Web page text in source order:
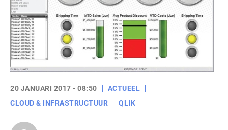
20 JANUARI 2017 - 08:50
ACTUEEL
CLOUD & INFRASTRUCTUUR
QLIK